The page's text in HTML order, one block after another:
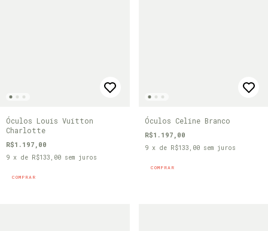
Óculos Louis Vuitton
Charlotte
R$1.197,00
9 x de R$133,00 sem juros
COMPRAR
Óculos Celine Branco
R$1.197,00
9 x de R$133,00 sem juros
COMPRAR